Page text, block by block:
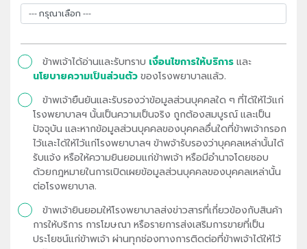
ข้าพเจ้าได้อ่านและรับทราบ เงื่อนไขการให้บริการ และ
นโยบายความเป็นส่วนตัว ของโรงพยาบาลแล้ว.
ข้าพเจ้ายืนยันและรับรองว่าข้อมูลส่วนบุคคลใด ๆ ที่ได้ให้ไว้แก่
โรงพยาบาลฯ นั้นเป็นความเป็นจริง ถูกต้องสมบูรณ์ และเป็น
ปัจจุบัน และหากข้อมูลส่วนบุคคลของบุคคลอื่นใดที่ข้าพเจ้ากรอก
ไว้และได้ให้ไว้แก่โรงพยาบาลฯ ข้าพจ้ารับรองว่าบุคคลเหล่านั้นได้
รับแจ้ง หรือให้ความยินยอมแก่ข้าพเจ้า หรือมีอำนาจโดยชอบ
ด้วยกฎหมายในการเปิดเผยข้อมูลส่วนบุคคลของบุคคลเหล่านั้น
ต่อโรงพยาบาล.
ข้าพเจ้ายินยอมให้โรงพยาบาลส่งข่าวสารที่เกี่ยวข้องกับสินค้า
การให้บริการ การโฆษณา หรือรายการส่งเสริมการขายที่เป็น
ประโยชน์แก่ข้าพเจ้า ผ่านทุกช่องทางการติดต่อที่ข้าพเจ้าได้ให้ไว้